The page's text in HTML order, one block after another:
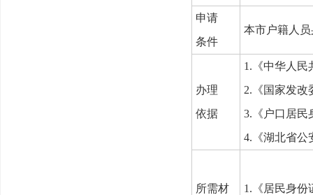
申请
条件
本市户籍人
办理
依据
1. 《中华人
2. 《国家发
3. 《户口居
4. 《湖北省
所需材
1. 《居民身